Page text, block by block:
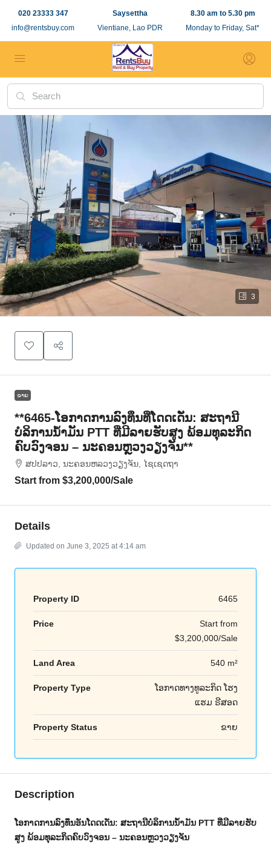
020 23333 347
info@rentsbuy.com
Saysettha
Vientiane, Lao PDR
8.30 am to 5.30 pm
Monday to Friday, Sat*
3
ຂາຍ
**6465-ໂອກາດການລົງທຶນທີ່ໂດດເດັ່ນ: ສະຖານີ
ບໍລິການນໍ້າມັນ PTT ທີ່ມີລາຍຮັບສູງ ພ້ອມທຸລະກິດ
ຄົບວົງຈອນ – ນະຄອນຫຼວງວຽງຈັນ**
ສ​ປ​ປ​ລາວ, ນະຄອນຫລວງວຽງຈັນ, ໄຊເຊດຖາ
Start from $3,200,000/Sale
Details
Updated on June 3, 2025 at 4:14 am
Property ID 6465
Price
Start from
$3,200,000/Sale
Land Area 540 m²
Property Type
​ໂອ​ກາດ​ທາງ​ທ​ູ​ລະ​ກິດ ໂຮງ​
ແຮມ ຣີ​ສອດ
Property Status ຂາຍ
Description
ໂອກາດການລົງທຶນອັນໂດດເດັ່ນ: ສະຖານີບໍລິການນໍ້າມັນ PTT ທີ່ມີລາຍຮັບ
ສູງ ພ້ອມທຸລະກິດຄົບວົງຈອນ – ນະຄອນຫຼວງວຽງຈັນ